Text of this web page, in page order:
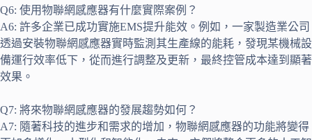
Q6: 使用物聯網感應器有什麼實際案例？
A6: 許多企業已成功實施EMS提升能效。例如，一家製造業公司
透過安裝物聯網感應器實時監測其生產線的能耗，發現某機械設
備運行效率低下，從而進行調整及更新，最終控管成本達到顯著
效果。
Q7: 將來物聯網感應器的發展趨勢如何？
A7: 隨著科技的進步和需求的增加，物聯網感應器的功能將變得